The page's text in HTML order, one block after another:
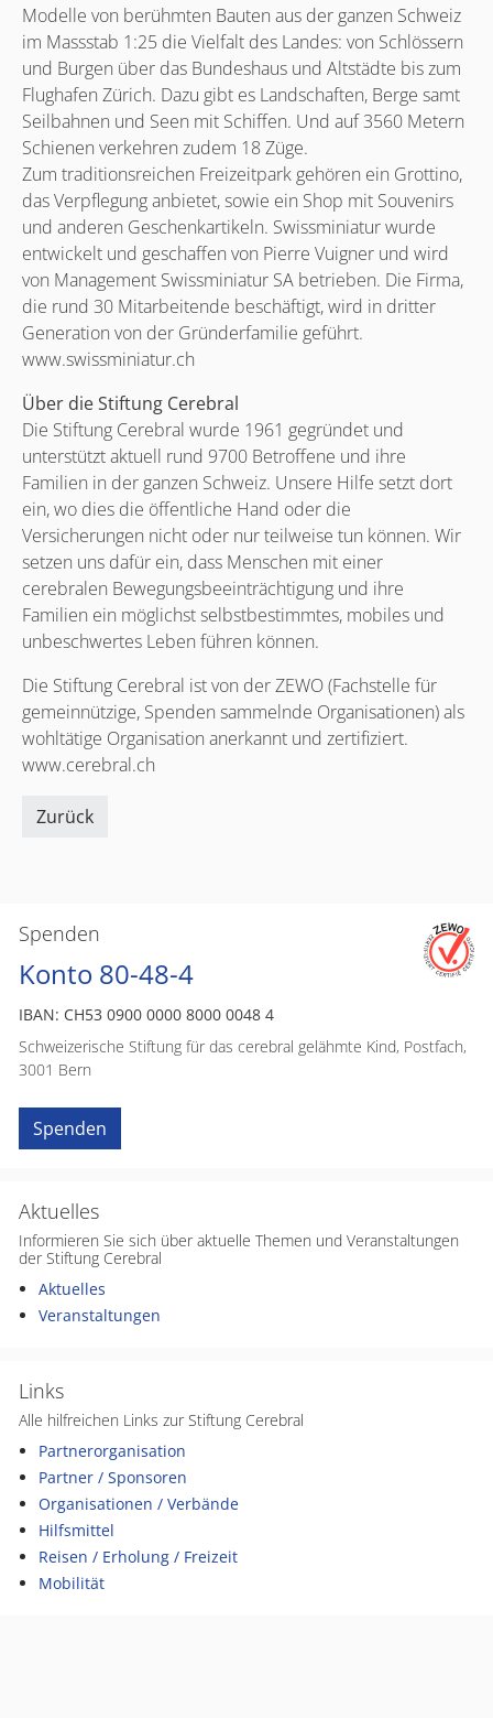
Spenden
Konto 80-48-4
IBAN: CH53 0900 0000 8000 0048 4
Schweizerische Stiftung für das cerebral gelähmte Kind, Postfach,
3001 Bern
Spenden
Aktuelles
Informieren Sie sich über aktuelle Themen und Veranstaltungen
der Stiftung Cerebral
Aktuelles
Veranstaltungen
Links
Alle hilfreichen Links zur Stiftung Cerebral
Partnerorganisation
Partner / Sponsoren
Organisationen / Verbände
Hilfsmittel
Reisen / Erholung / Freizeit
Mobilität
Modelle von berühmten Bauten aus der ganzen Schweiz
im Massstab 1:25 die Vielfalt des Landes: von Schlössern
und Burgen über das Bundeshaus und Altstädte bis zum
Flughafen Zürich. Dazu gibt es Landschaften, Berge samt
Seilbahnen und Seen mit Schiffen. Und auf 3560 Metern
Schienen verkehren zudem 18 Züge.
Zum traditionsreichen Freizeitpark gehören ein Grottino,
das Verpflegung anbietet, sowie ein Shop mit Souvenirs
und anderen Geschenkartikeln. Swissminiatur wurde
entwickelt und geschaffen von Pierre Vuigner und wird
von Management Swissminiatur SA betrieben. Die Firma,
die rund 30 Mitarbeitende beschäftigt, wird in dritter
Generation von der Gründerfamilie geführt.
www.swissminiatur.ch
Über die Stiftung Cerebral
Die Stiftung Cerebral wurde 1961 gegründet und
unterstützt aktuell rund 9700 Betroffene und ihre
Familien in der ganzen Schweiz. Unsere Hilfe setzt dort
ein, wo dies die öffentliche Hand oder die
Versicherungen nicht oder nur teilweise tun können. Wir
setzen uns dafür ein, dass Menschen mit einer
cerebralen Bewegungsbeeinträchtigung und ihre
Familien ein möglichst selbstbestimmtes, mobiles und
unbeschwertes Leben führen können.
Die Stiftung Cerebral ist von der ZEWO (Fachstelle für
gemeinnützige, Spenden sammelnde Organisationen) als
wohltätige Organisation anerkannt und zertifiziert.
www.cerebral.ch
Zurück